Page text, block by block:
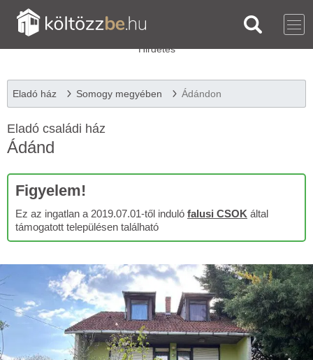
Eladó ház Somogy megyében Ádándon
Eladó családi ház
Ádánd
Figyelem!
Ez az ingatlan a 2019.07.01-től induló falusi CSOK által
támogatott településen található